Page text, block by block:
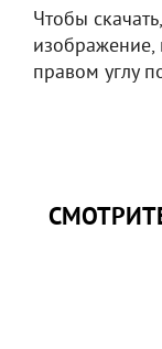
Чтобы
изображение,
правом углу